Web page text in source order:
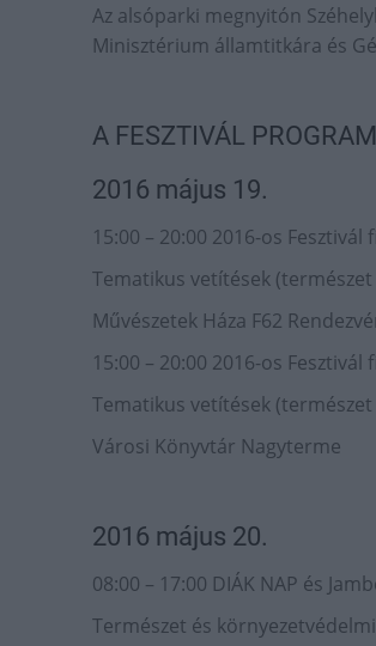
Az alsóparki megnyitón
Minisztérium államtitkára és
A FESZTIVÁL
2016 május 19.
15:00 – 20:00 2016-os Fesztivál
Tematikus vetítések
Művészetek Háza F62
15:00 – 20:00 2016-os Fesztivál
Tematikus vetítések
Városi Könyvtár Nagyterme
2016 május 20.
08:00 – 17:00 DIÁK NAP és
Természet és